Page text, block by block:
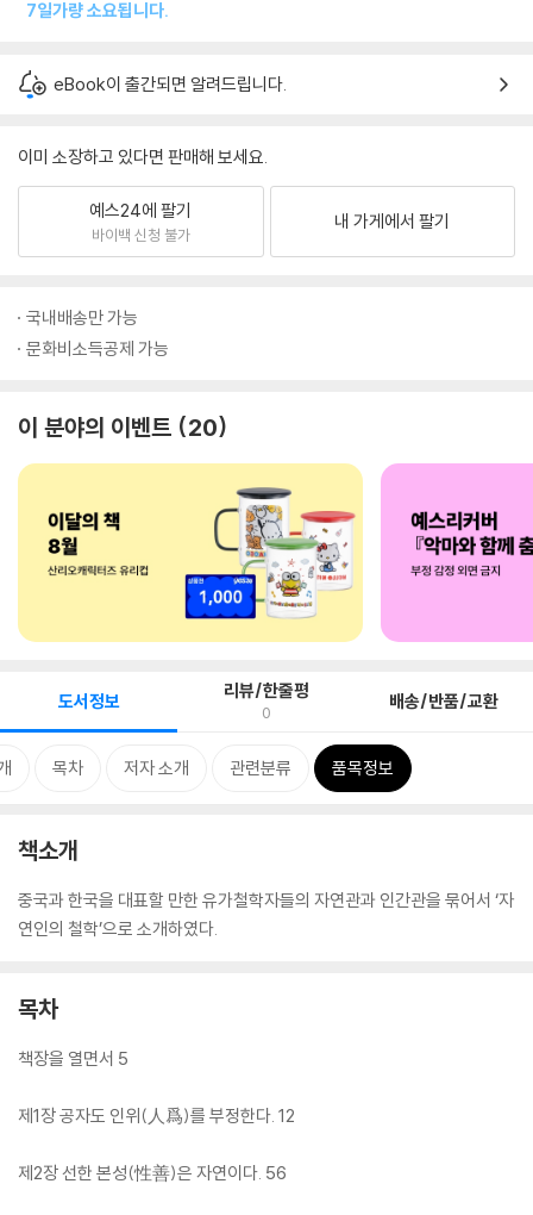
7일가량 소요됩니다.
eBook이 출간되면 알려드립니다.
이미 소장하고 있다면 판매해 보세요.
예스24에 팔기
바이백 신청 불가
내 가게에서 팔기
국내배송만 가능
문화비소득공제 가능
이 분야의 이벤트 20
도서정보 리뷰/한줄평
0 배송/반품/교환
목차 저자 소개 관련분류 품목정보
책소개
중국과 한국을 대표할 만한 유가철학자들의 자연관과 인간관을 묶어서 ‘자
연인의 철학’으로 소개하였다.
목차
책장을 열면서 5
제1장 공자도 인위(人爲)를 부정한다. 12
제2장 선한 본성(性善)은 자연이다. 56